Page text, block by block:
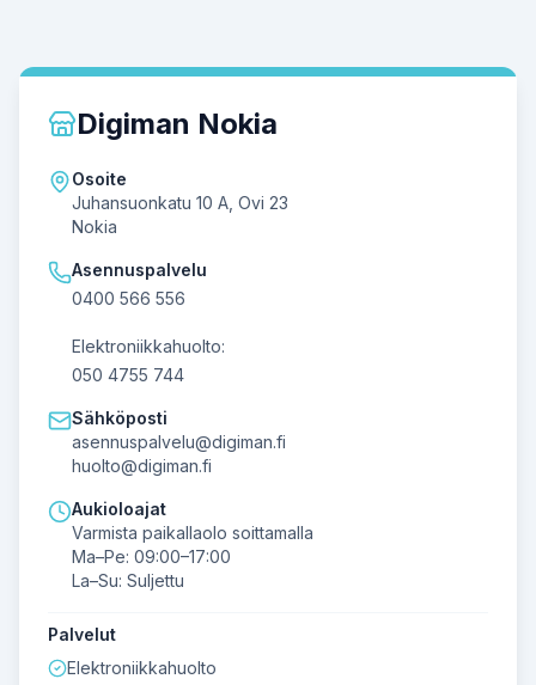
Digiman Nokia
Osoite
Juhansuonkatu 10 A, Ovi 23
Nokia
Asennuspalvelu
0400 566 556
Elektroniikkahuolto:
050 4755 744
Sähköposti
asennuspalvelu@digiman.fi
huolto@digiman.fi
Aukioloajat
Varmista paikallaolo soittamalla
Ma–Pe: 09:00–17:00
La–Su: Suljettu
Palvelut
Elektroniikkahuolto